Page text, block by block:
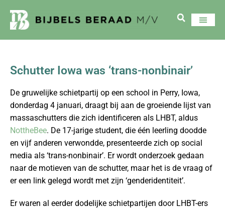
Schutter Iowa was ‘trans-nonbinair’
De gruwelijke schietpartij op een school in Perry, Iowa,
donderdag 4 januari, draagt bij aan de groeiende lijst van
massaschutters die zich identificeren als LHBT, aldus
NottheBee. De 17-jarige student, die één leerling doodde
en vijf anderen verwondde, presenteerde zich op social
media als ‘trans-nonbinair’. Er wordt onderzoek gedaan
naar de motieven van de schutter, maar het is de vraag of
er een link gelegd wordt met zijn ‘genderidentiteit’.
Er waren al eerder dodelijke schietpartijen door LHBT-ers